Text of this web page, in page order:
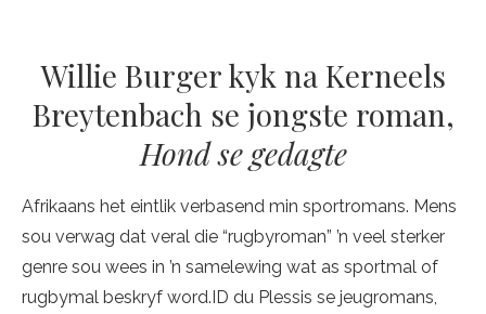
Willie Burger kyk na Kerneels
Breytenbach se jongste roman,
Hond se gedagte
Afrikaans het eintlik verbasend min sportromans. Mens
sou verwag dat veral die “rugbyroman” ’n veel sterker
genre sou wees in ’n samelewing wat as sportmal of
rugbymal beskryf word.ID du Plessis se jeugromans,